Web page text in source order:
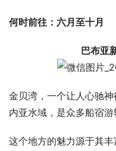
何时前往：六月至十月
巴布亚
金贝湾，一个让人心驰
内亚水域，是众多船宿游
这个地方的魅力源于其丰